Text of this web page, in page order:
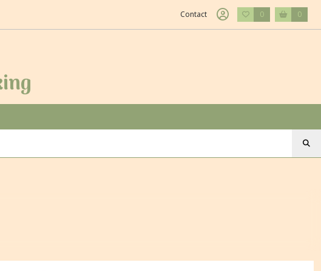
Contact 0 0